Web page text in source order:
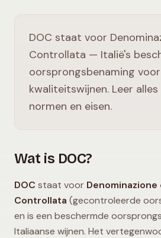
DOC staat voor
Controllata — Italië's
oorsprongsbenaming voor
kwaliteitswijnen. Leer
normen en eisen.
Wat is DOC?
DOC staat voor
Controllata (gecontroleerde
en is een beschermde
Italiaanse wijnen. Het